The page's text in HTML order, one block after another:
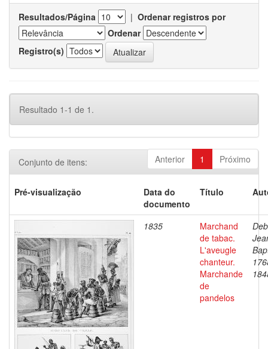
Resultados/Página | Ordenar registros por
Ordenar
Registro(s)
Resultado 1-1 de 1.
Anterior 1 Próximo
Conjunto de itens:
Pré-visualização
Data do
documento
Título
1835
Marchand
de tabac.
L'aveugle
chanteur.
Marchande
de
pandelos